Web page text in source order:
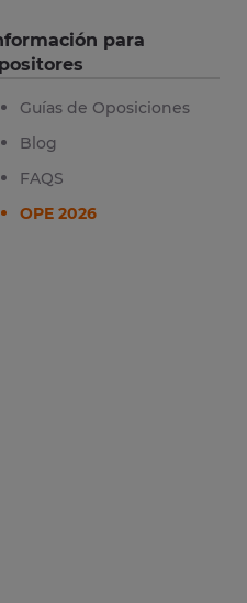
para
Guías de Oposiciones
Blog
FAQS
OPE 2026